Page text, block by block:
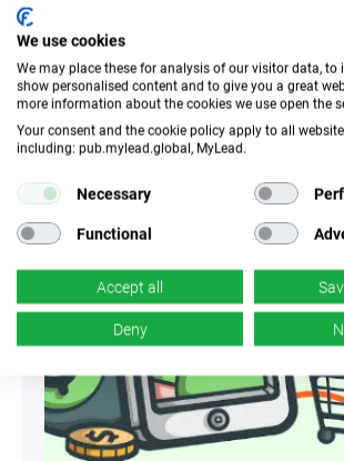
Alicja Jedrasik
17 Mayıs 2026
We use cookies
We may place these for analysis of our visitor data, to
show personalised content and to give you a great
more information about the cookies we use open the
Your consent and the cookie policy apply to all
including: pub.mylead.global, MyLead.
Necessary
Functional
Accept all
Deny